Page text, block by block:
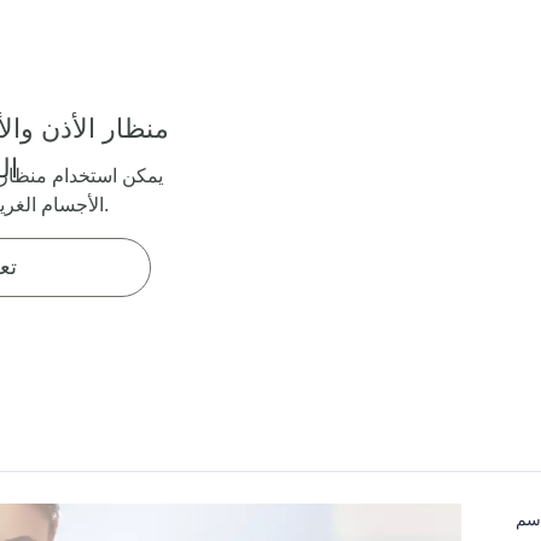
منظار الأذن
يمكن استخدام منظار
الأجسام الغريبة أو حقن السوائل.